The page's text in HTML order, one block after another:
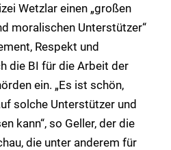
Wetzlar einen „großen
moralischen Unterstützer“
Respekt und
die BI für die Arbeit der
ein. „Es ist schön,
solche Unterstützer und
kann“, so Geller, der die
die unter anderem für